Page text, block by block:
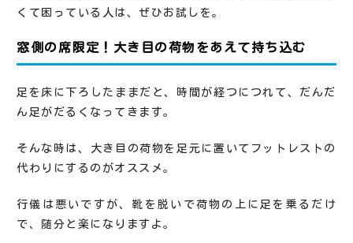
くて困っている人は、ぜひお試しを。
窓側の席限定！大き目の荷物をあえて持ち込む
足を床に下ろしたままだと、時間が経つにつれて、だんだ
ん足がだるくなってきます。
そんな時は、大き目の荷物を足元に置いてフットレストの
代わりにするのがオススメ。
行儀は悪いですが、靴を脱いで荷物の上に足を乗るだけ
で、随分と楽になりますよ。